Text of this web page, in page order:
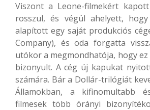
Viszont a Leone-filmekért
rosszul, és végül ahelyett,
alapított egy saját produkciós
Company), és oda forgatta
utókor a megmondhatója, hogy
bizonyult. A cég új kapukat
számára. Bár a Dollár-trilógiát
Államokban, a kifinomultabb
filmesek több órányi